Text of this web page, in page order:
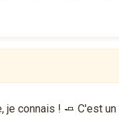
je connais ! 🧈 C'est